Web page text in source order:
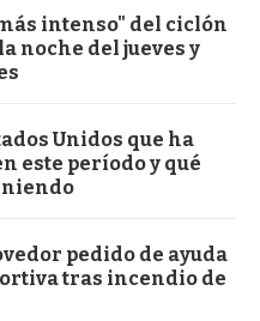
intenso" del ciclón
noche del jueves y
Unidos que ha
este período y qué
pedido de ayuda
tras incendio de